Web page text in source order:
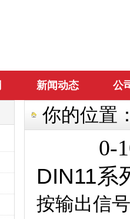
新闻动态 公
你的位置
0-
DIN11系
按输出信